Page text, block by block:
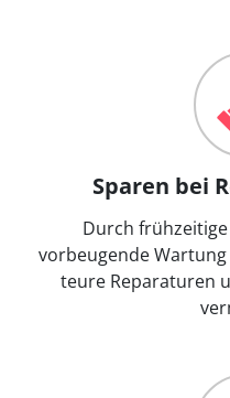
Sparen bei
Durch
vorbeugende
teure Reparaturen